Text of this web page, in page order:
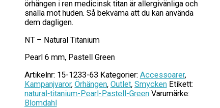
örhängen i ren medicinsk titan är allergivänliga och
snälla mot huden. Så bekväma att du kan använda
dem dagligen.
NT – Natural Titanium
Pearl 6 mm, Pastell Green
Artikelnr: 15-1233-63 Kategorier: Accessoarer,
Kampanjvaror, Örhängen, Outlet, Smycken Etikett:
natural-titanium-Pearl-Pastell-Green Varumärke:
Blomdahl